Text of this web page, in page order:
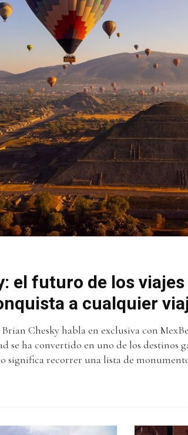
el futuro de los
a cualquier
Chesky habla en exclusiva con
se ha convertido en uno de los destinos
significa recorrer una lista de